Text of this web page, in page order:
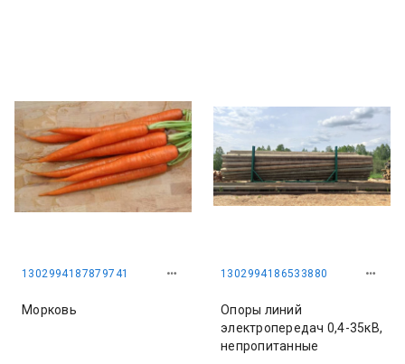
1302994187879741
Морковь
1302994186533880
Опоры линий
электропередач 0,4-35кВ,
непропитанные